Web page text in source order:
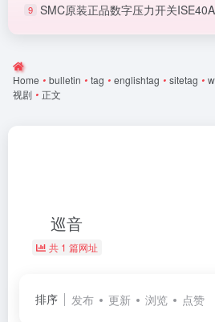
9 SMC原装正品数字压力开关
Home • bulletin • tag • englishtag • sitetag •
视剧 • 正文
巡音
共 1 篇网址
排序 发布 更新 浏览 点赞